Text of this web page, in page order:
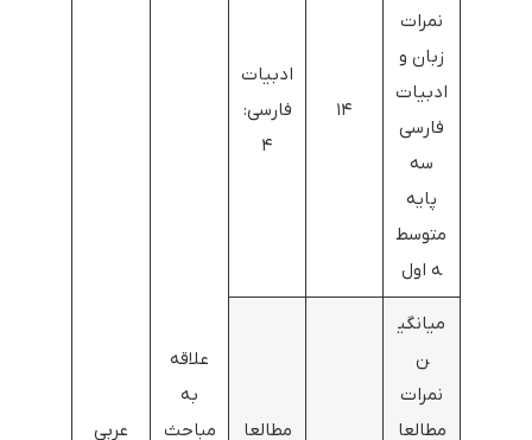
نمرات
زبان و
ادبیات
فارسی
سه
پایه
متوسط
ه اول
۱۴
ادبیات
فارسی:
۴
علاقه
به
مباحث
عربی
میانگی
ن
نمرات
مطالعا
مطالعا